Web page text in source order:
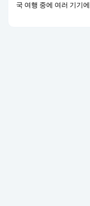
국 여행 중에 여러 기기